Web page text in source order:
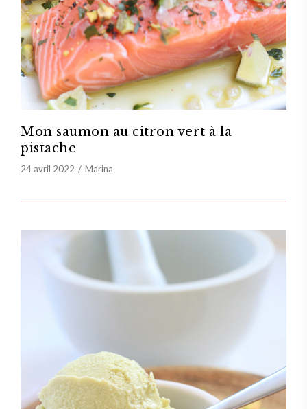
Mon saumon au citron vert à la
pistache
24 avril 2022 Marina